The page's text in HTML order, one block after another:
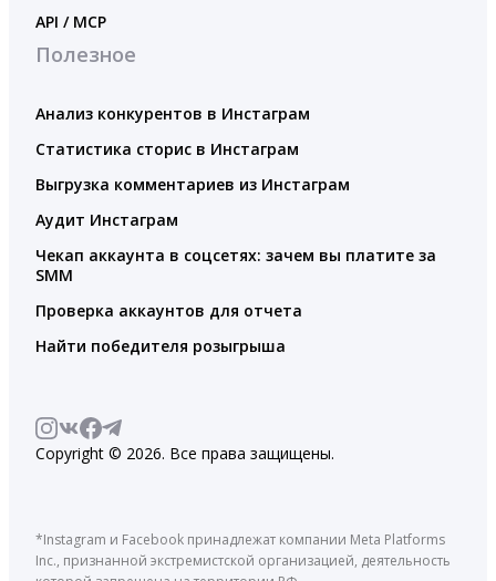
API / MCP
Полезное
Анализ конкурентов в Инстаграм
Статистика сторис в Инстаграм
Выгрузка комментариев из Инстаграм
Аудит Инстаграм
Чекап аккаунта в соцсетях: зачем вы платите за
SMM
Проверка аккаунтов для отчета
Найти победителя розыгрыша
Copyright © 2026. Все права защищены.
*Instagram и Facebook принадлежат компании Meta Platforms
Inc., признанной экстремистской организацией, деятельность